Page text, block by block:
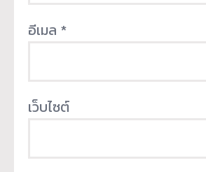
อีเมล *
เว็บไซต์